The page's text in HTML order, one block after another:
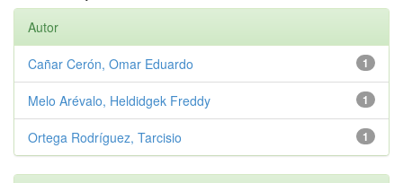
Autor
1
Cañar Cerón, Omar Eduardo
1
Melo Arévalo, Heldidgek Freddy
1
Ortega Rodríguez, Tarcisio